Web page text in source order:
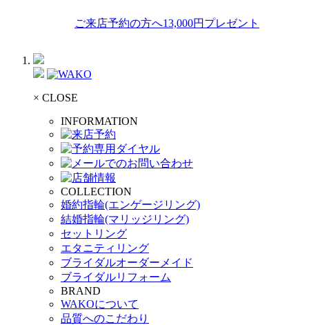
ご来店予約の方へ13,000円プレゼント
× CLOSE
INFORMATION
COLLECTION
婚約指輪(エンゲージリング)
結婚指輪(マリッジリング)
セットリング
エタニティリング
ブライダルオーダーメイド
ブライダルリフォーム
BRAND
WAKOについて
品質へのこだわり